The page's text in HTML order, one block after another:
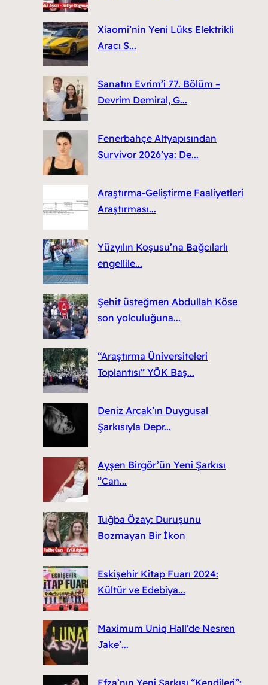
Xiaomi’nin Yeni Lüks Elektrikli
Aracı S...
Sanatın Evrim’i 77. Bölüm –
Devrim Demiral, G...
Fenerbahçe Altyapısından
Survivor 2026’ya: De...
Araştırma-Geliştirme Faaliyetleri
Araştırması...
Yüzyılın Koşusu’na Bağcılarlı
engellile...
Şehit üsteğmen Abdullah Köse
son yolculuğuna...
“Araştırma Üniversiteleri
Toplantısı” YÖK Baş...
Deniz Arcak’ın Duygusal
Şarkısıyla Depr...
Ayşen Birgör’ün Yeni Şarkısı
”Can...
Tuğba Özay: Duruşunu
Bozmayan Bir İkon
Eskişehir Kitap Fuarı 2024:
Kültür ve Edebiya...
Maximum Uniq Hall’de Nesren
Jake’...